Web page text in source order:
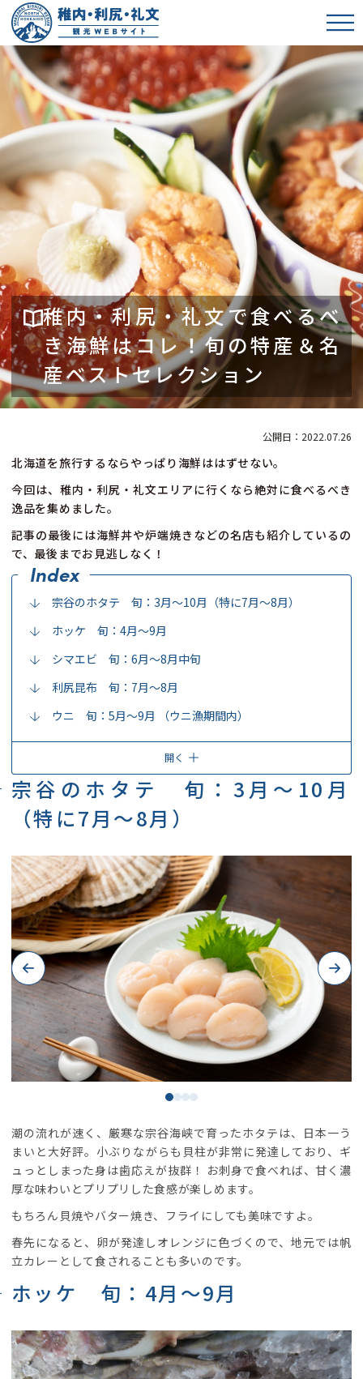
稚内・利尻・礼文で食べるべ
き海鮮はコレ！旬の特産＆名
産ベストセレクション
2022.07.26
北海道を旅行するならやっぱり海鮮ははずせない。
今回は、稚内・利尻・礼文エリアに行くなら絶対に食べるべき
逸品を集めました。
記事の最後には海鮮丼や炉端焼きなどの名店も紹介しているの
で、最後までお見逃しなく！
宗谷のホタテ 旬：3月～10月（特に7月～8月）
ホッケ 旬：4月～9月
シマエビ 旬：6月～8月中旬
利尻昆布 旬：7月～8月
ウニ 旬：5月～9月 （ウニ漁期間内）
開く
宗谷のホタテ 旬：3月～10月
（特に7月～8月）
Previous Next
潮の流れが速く、厳寒な宗谷海峡で育ったホタテは、日本一う
まいと大好評。小ぶりながらも貝柱が非常に発達しており、ギ
ュっとしまった身は歯応えが抜群！ お刺身で食べれば、甘く濃
厚な味わいとプリプリした食感が楽しめます。
もちろん貝焼やバター焼き、フライにしても美味ですよ。
春先になると、卵が発達しオレンジに色づくので、地元では帆
立カレーとして食されることも多いのです。
ホッケ 旬：4月～9月